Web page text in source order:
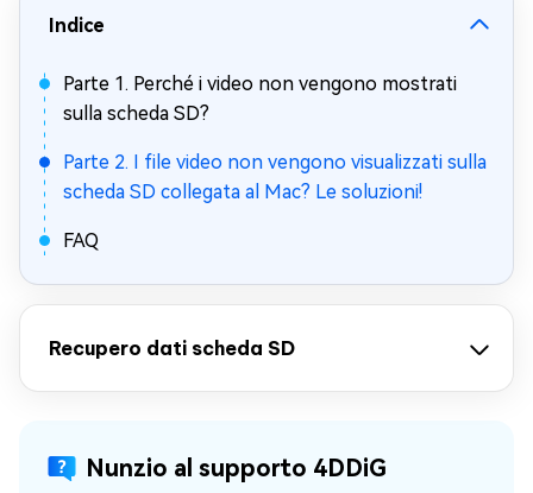
Indice
Parte 1. Perché i video non vengono mostrati
sulla scheda SD?
Parte 2. I file video non vengono visualizzati sulla
scheda SD collegata al Mac? Le soluzioni!
FAQ
Recupero dati scheda SD
Nunzio al supporto 4DDiG